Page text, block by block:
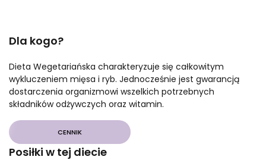
Dla kogo?
Dieta Wegetariańska charakteryzuje się całkowitym
wykluczeniem mięsa i ryb. Jednocześnie jest gwarancją
dostarczenia organizmowi wszelkich potrzebnych
składników odżywczych oraz witamin.
CENNIK
Posiłki w tej diecie